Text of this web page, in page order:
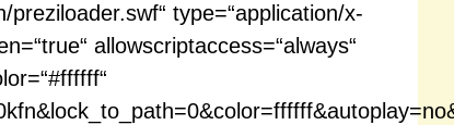
type=“application/x-
allowscriptaccess=“always“